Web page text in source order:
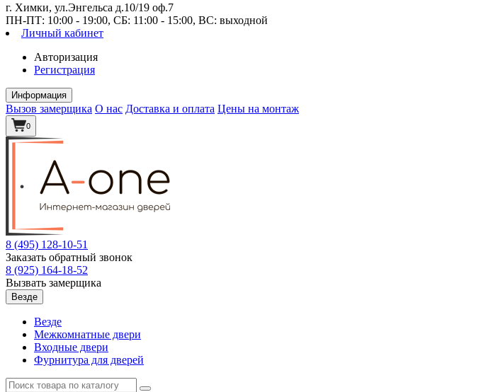
г. Химки, ул.Энгельса д.10/19 оф.7
ПН-ПТ: 10:00 - 19:00, СБ: 11:00 - 15:00, ВС: выходной
Личный кабинет
Авторизация
Регистрация
Информация
Вызов замерщика О нас Доставка и оплата Цены на монтаж
0
8 (495) 128-10-51
Заказать обратный звонок
8 (925) 164-18-52
Вызвать замерщика
Везде
Везде
Межкомнатные двери
Входные двери
Фурнитура для дверей